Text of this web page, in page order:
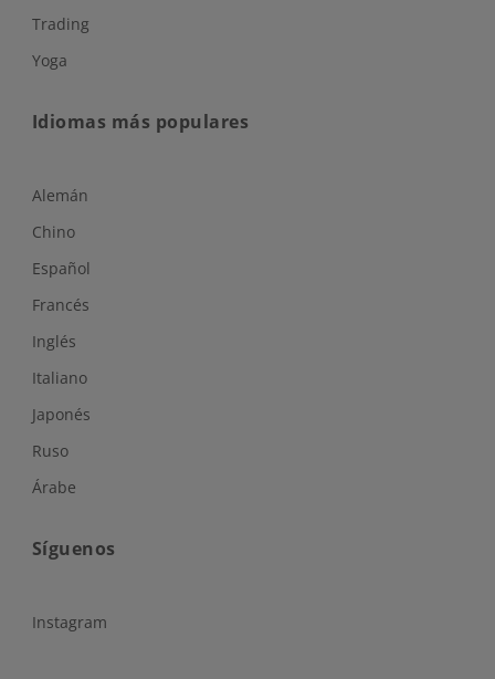
Trading
Yoga
Idiomas más populares
Alemán
Chino
Español
Francés
Inglés
Italiano
Japonés
Ruso
Árabe
Síguenos
Instagram